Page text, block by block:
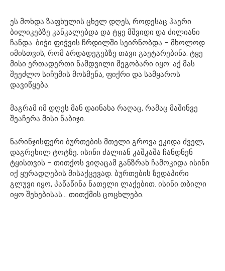
ეს მოხდა ზაფხულის ცხელ დღეს, როდესაც ჰაერი
ბილიკებზე კანკალებდა და ტყე მშვიდი და ძილიანი
ჩანდა. ბიჭი ფიჭვის ჩრდილში სეირნობდა – მხოლოდ
იმისთვის, რომ არდადეგებზე თავი გაეტარებინა. ტყე
მისი ერთადერთი ნამდვილი მეგობარი იყო: აქ მას
შეეძლო სიჩუმის მოსმენა, ფიქრი და სამყაროს
დავიწყება.
მაგრამ იმ დღეს მან დაინახა რაღაც, რამაც მაშინვე
შეაჩერა მისი ნაბიჯი.
ნარინჯისფერი ბურთების მთელი გროვა ეკიდა ძველ,
დაგრეხილ ტოტზე. ისინი ძალიან კაშკაშა ჩანდნენ
ტყისთვის – თითქოს ვიღაცამ განზრახ ჩამოკიდა ისინი
იქ ყურადღების მისაქცევად. ბურთების ზედაპირი
გლუვი იყო, პაწაწინა ნათელი ლაქებით. ისინი თბილი
იყო შეხებისას… თითქმის ცოცხლები.